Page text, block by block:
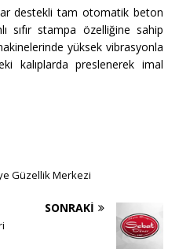
destekli tam otomatik beton
sıfır stampa özelliğine sahip
yüksek vibrasyonla
kalıplarda preslenerek imal
Güzellik Merkezi
SONRAKI